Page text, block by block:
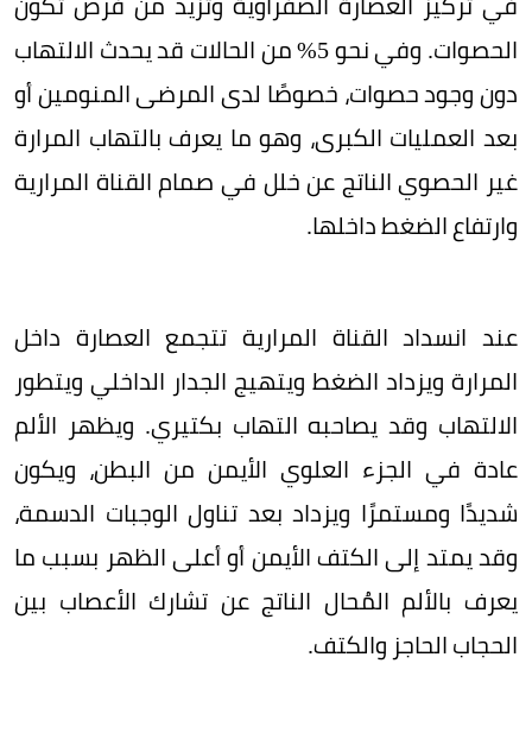
الحصوات. وفي نحو 5% من الحالات قد يحدث الالتهاب
دون وجود حصوات، خصوصًا لدى المرضى المنومين أو
بعد العمليات الكبرى، وهو ما يعرف بالتهاب المرارة
غير الحصوي الناتج عن خلل في صمام القناة المرارية
وارتفاع الضغط داخلها.
عند انسداد القناة المرارية تتجمع العصارة داخل
المرارة ويزداد الضغط ويتهيج الجدار الداخلي ويتطور
الالتهاب وقد يصاحبه التهاب بكتيري. ويظهر الألم
عادة في الجزء العلوي الأيمن من البطن، ويكون
شديدًا ومستمرًا ويزداد بعد تناول الوجبات الدسمة،
وقد يمتد إلى الكتف الأيمن أو أعلى الظهر بسبب ما
يعرف بالألم المُحال الناتج عن تشارك الأعصاب بين
الحجاب الحاجز والكتف.